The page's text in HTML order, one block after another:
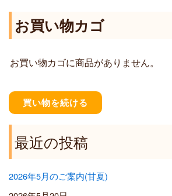
0
お買い物カゴ
お買い物カゴに商品がありません。
買い物を続ける
最近の投稿
2026年5月のご案内(甘夏)